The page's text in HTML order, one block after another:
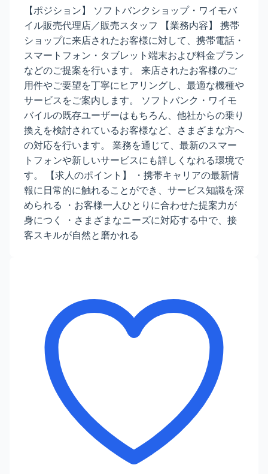
【ポジション】 ソフトバンクショップ・ワイモバ
イル販売代理店／販売スタッフ 【業務内容】 携帯
ショップに来店されたお客様に対して、携帯電話・
スマートフォン・タブレット端末および料金プラン
などのご提案を行います。 来店されたお客様のご
用件やご要望を丁寧にヒアリングし、最適な機種や
サービスをご案内します。 ソフトバンク・ワイモ
バイルの既存ユーザーはもちろん、他社からの乗り
換えを検討されているお客様など、さまざまな方へ
の対応を行います。 業務を通じて、最新のスマー
トフォンや新しいサービスにも詳しくなれる環境で
す。 【求人のポイント】 ・携帯キャリアの最新情
報に日常的に触れることができ、サービス知識を深
められる ・お客様一人ひとりに合わせた提案力が
身につく ・さまざまなニーズに対応する中で、接
客スキルが自然と磨かれる